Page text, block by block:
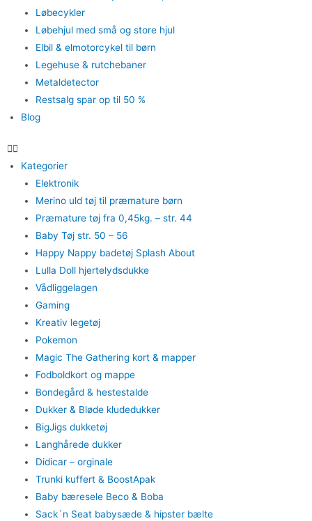
Løbecykler
Løbehjul med små og store hjul
Elbil & elmotorcykel til børn
Legehuse & rutchebaner
Metaldetector
Restsalg spar op til 50 %
Blog
Kategorier
Elektronik
Merino uld tøj til præmature børn
Præmature tøj fra 0,45kg. – str. 44
Baby Tøj str. 50 – 56
Happy Nappy badetøj Splash About
Lulla Doll hjertelydsdukke
Vådliggelagen
Gaming
Kreativ legetøj
Pokemon
Magic The Gathering kort & mapper
Fodboldkort og mappe
Bondegård & hestestalde
Dukker & Bløde kludedukker
BigJigs dukketøj
Langhårede dukker
Didicar – orginale
Trunki kuffert & BoostApak
Baby bæresele Beco & Boba
Sack´n Seat babysæde & hipster bælte